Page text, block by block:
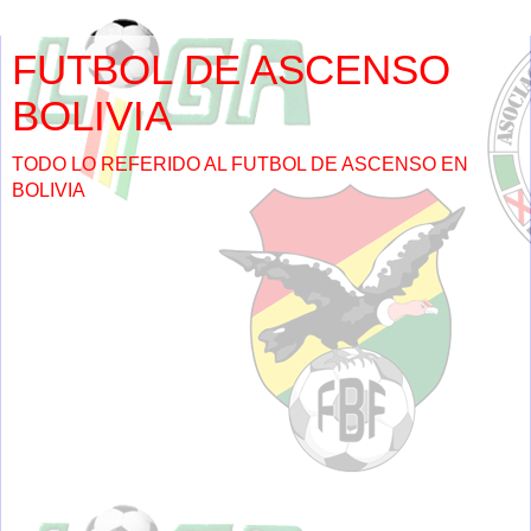
FUTBOL DE ASCENSO
BOLIVIA
TODO LO REFERIDO AL FUTBOL DE ASCENSO EN
BOLIVIA